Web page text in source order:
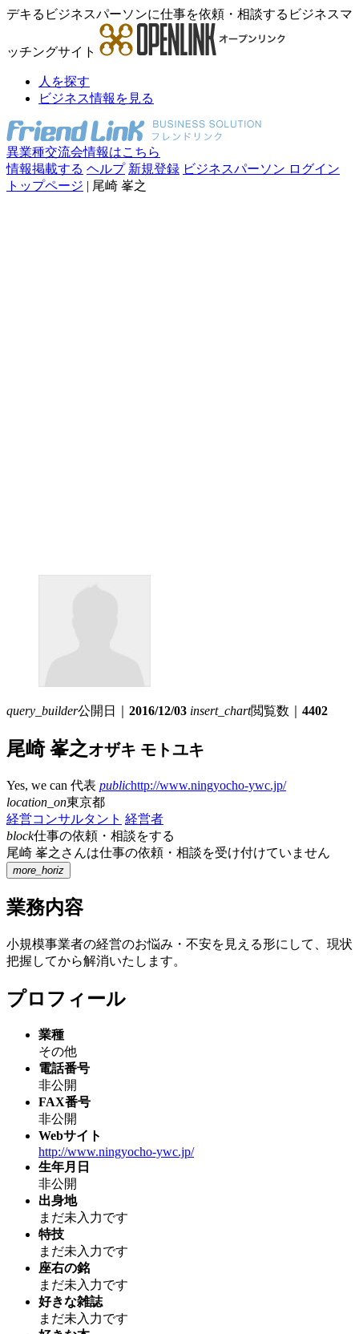
デキるビジネスパーソンに仕事を依頼・相談するビジネスマ
ッチングサイト
人を探す
ビジネス情報を見る
異業種交流会情報はこちら
情報掲載する ヘルプ 新規登録 ビジネスパーソン ログイン
トップページ | 尾崎 峯之
query_builder公開日｜ 2016/12/03 insert_chart閲覧数｜ 4402
尾崎 峯之オザキ モトユキ
Yes, we can 代表 publichttp://www.ningyocho-ywc.jp/
location_on東京都
経営コンサルタント 経営者
block仕事の依頼・相談をする
尾崎 峯之さんは仕事の依頼・相談を受け付けていません
more_horiz
業務内容
小規模事業者の経営のお悩み・不安を見える形にして、現状
把握してから解消いたします。
プロフィール
業種
その他
電話番号
非公開
FAX番号
非公開
Webサイト
http://www.ningyocho-ywc.jp/
生年月日
非公開
出身地
まだ未入力です
特技
まだ未入力です
座右の銘
まだ未入力です
好きな雑誌
まだ未入力です